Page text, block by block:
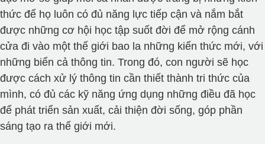
thức để họ luôn có đủ năng lực tiếp cận và nắm bắt
được những cơ hội học tập suốt đời để mở rộng cánh
cửa đi vào một thế giới bao la những kiến thức mới, với
những biển cả thông tin. Trong đó, con người sẽ học
được cách xử lý thông tin cần thiết thành tri thức của
mình, có đủ các kỹ năng ứng dụng những điều đã học
để phát triển sản xuất, cải thiện đời sống, góp phần
sáng tạo ra thế giới mới.